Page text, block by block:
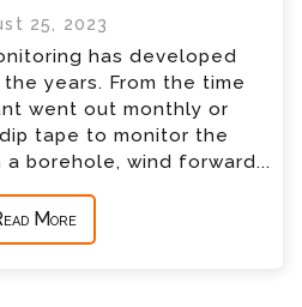
25, 2023
has developed
years. From the time
went out monthly or
tape to monitor the
borehole, wind forward...
More